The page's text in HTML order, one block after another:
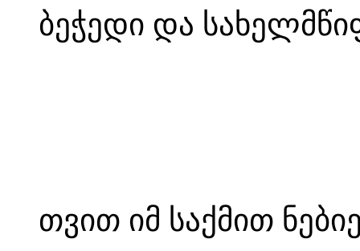
ბეჭედი და
თვით იმ საქმით